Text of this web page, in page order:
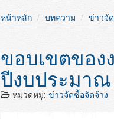
ขอบเขตของ
ปีงบประมาณ
หมวดหมู่: ข่าวจัดซื้อจัดจ้าง